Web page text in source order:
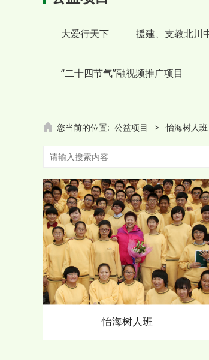
大爱行天下 援建、支教北川
“二十四节气”融视频推广项目
您当前的位置: 公益项目 > 怡海树人班
怡海树人班